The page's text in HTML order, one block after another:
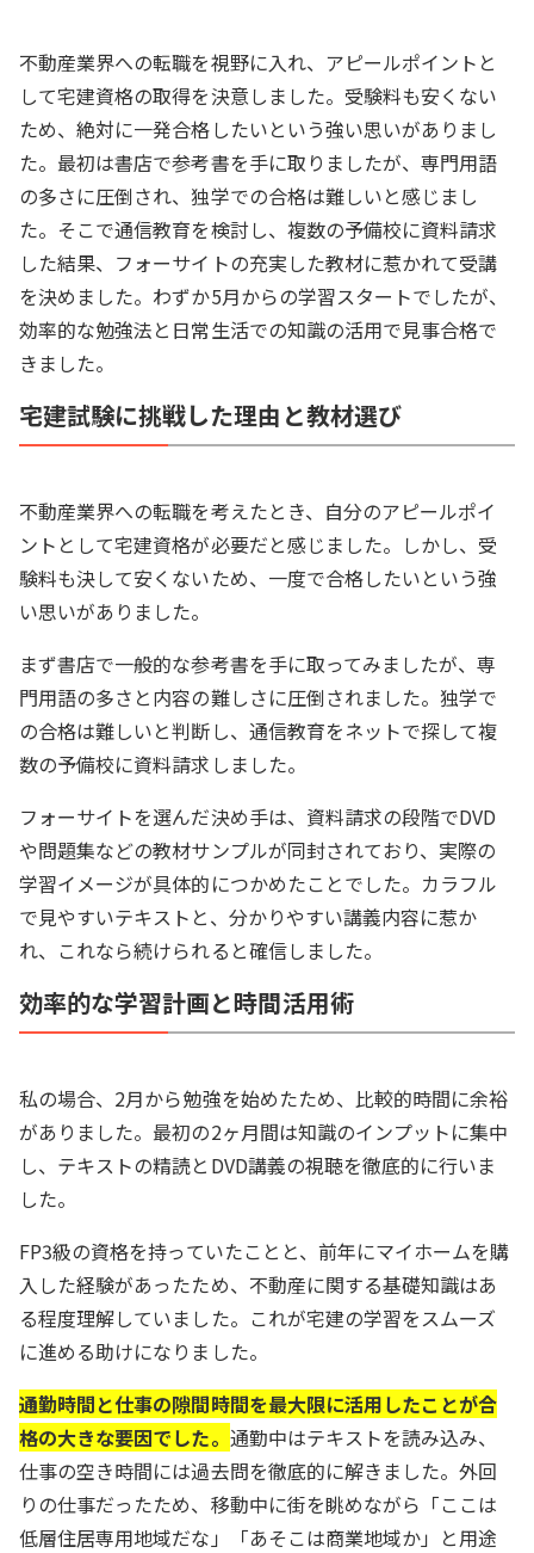
不動産業界への転職を視野に入れ、アピールポイントと
して宅建資格の取得を決意しました。受験料も安くない
ため、絶対に一発合格したいという強い思いがありまし
た。最初は書店で参考書を手に取りましたが、専門用語
の多さに圧倒され、独学での合格は難しいと感じまし
た。そこで通信教育を検討し、複数の予備校に資料請求
した結果、フォーサイトの充実した教材に惹かれて受講
を決めました。わずか5月からの学習スタートでしたが、
効率的な勉強法と日常生活での知識の活用で見事合格で
きました。
宅建試験に挑戦した理由と教材選び
不動産業界への転職を考えたとき、自分のアピールポイ
ントとして宅建資格が必要だと感じました。しかし、受
験料も決して安くないため、一度で合格したいという強
い思いがありました。
まず書店で一般的な参考書を手に取ってみましたが、専
門用語の多さと内容の難しさに圧倒されました。独学で
の合格は難しいと判断し、通信教育をネットで探して複
数の予備校に資料請求しました。
フォーサイトを選んだ決め手は、資料請求の段階でDVD
や問題集などの教材サンプルが同封されており、実際の
学習イメージが具体的につかめたことでした。カラフル
で見やすいテキストと、分かりやすい講義内容に惹か
れ、これなら続けられると確信しました。
効率的な学習計画と時間活用術
私の場合、2月から勉強を始めたため、比較的時間に余裕
がありました。最初の2ヶ月間は知識のインプットに集中
し、テキストの精読とDVD講義の視聴を徹底的に行いま
した。
FP3級の資格を持っていたことと、前年にマイホームを購
入した経験があったため、不動産に関する基礎知識はあ
る程度理解していました。これが宅建の学習をスムーズ
に進める助けになりました。
通勤時間と仕事の隙間時間を最大限に活用したことが合
格の大きな要因でした。 通勤中はテキストを読み込み、
仕事の空き時間には過去問を徹底的に解きました。外回
りの仕事だったため、移動中に街を眺めながら「ここは
低層住居専用地域だな」「あそこは商業地域か」と用途